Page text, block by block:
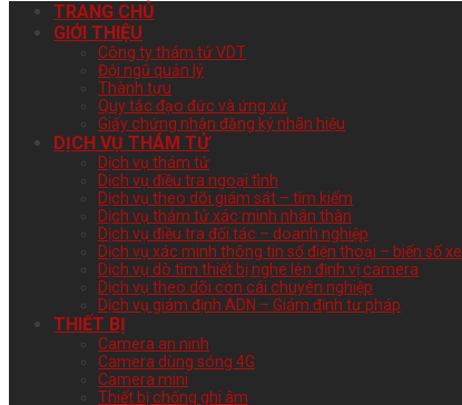
TRANG CHỦ
GIỚI THIỆU
Công ty thám tử VDT
Đội ngũ quản lý
Thành tựu
Quy tắc đạo đức và ứng xử
Giấy chứng nhận đăng ký nhãn hiệu
DỊCH VỤ THÁM TỬ
Dịch vụ thám tử
Dịch vụ điều tra ngoại tình
Dịch vụ theo dõi giám sát – tìm kiếm
Dịch vụ thám tử xác minh nhân thân
Dịch vụ điều tra đối tác – doanh nghiệp
Dịch vụ xác minh thông tin số điện thoại – biển số xe
Dịch vụ dò tìm thiết bị nghe lén định vị camera
Dịch vụ theo dõi con cái chuyên nghiệp
Dịch vụ giám định ADN – Giám định tư pháp
THIẾT BỊ
Camera an ninh
Camera dùng sóng 4G
Camera mini
Thiết bị chống ghi âm